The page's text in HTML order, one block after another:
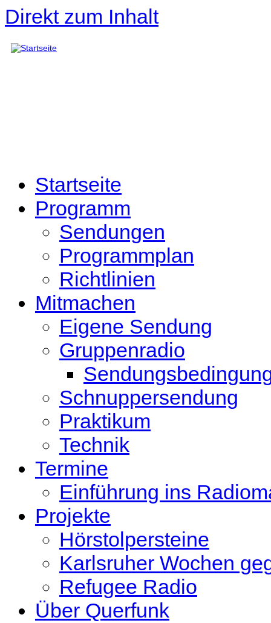
Direkt zum Inhalt
Startseite
Programm
Sendungen
Programmplan
Richtlinien
Mitmachen
Eigene Sendung
Gruppenradio
Schnuppersendung
Praktikum
Technik
Termine
Einführung ins
Projekte
Hörstolpersteine
Karlsruher Wochen
Refugee Radio
Über Querfunk